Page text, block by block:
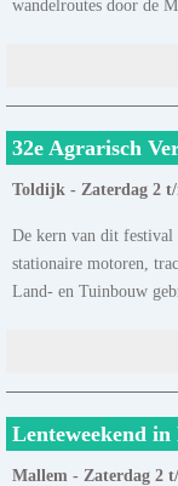
wandelroutes door de
32e Agrarisch
Toldijk - Zaterdag 2 t/
De kern van dit festival
stationaire motoren,
Land- en Tuinbouw
Lenteweekend
Mallem - Zaterdag 2